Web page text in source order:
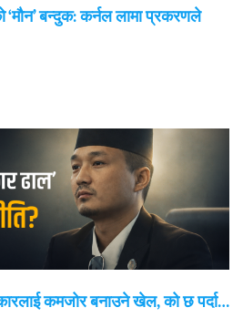
बन्दुक: कर्नल लामा प्रकरणले
कमजोर बनाउने खेल, को छ पर्दा…